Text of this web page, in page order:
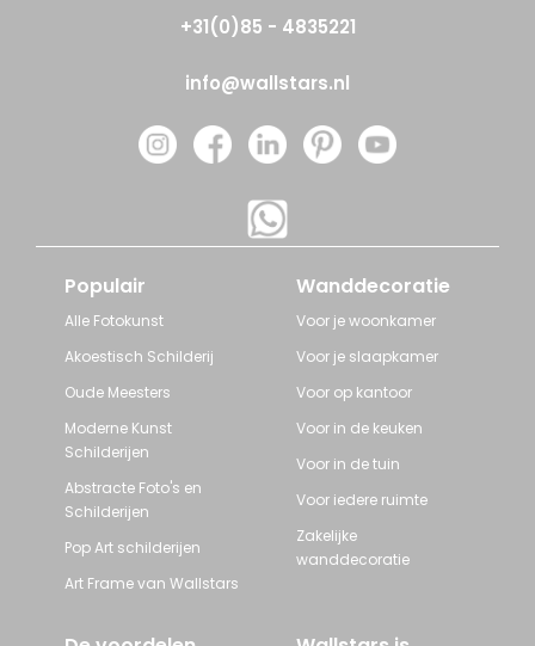
+31(0)85 - 4835221
info@wallstars.nl
Populair
Alle Fotokunst
Akoestisch Schilderij
Oude Meesters
Moderne Kunst
Schilderijen
Abstracte Foto's en
Schilderijen
Pop Art schilderijen
Art Frame van Wallstars
Wanddecoratie
Voor je woonkamer
Voor je slaapkamer
Voor op kantoor
Voor in de keuken
Voor in de tuin
Voor iedere ruimte
Zakelijke
wanddecoratie